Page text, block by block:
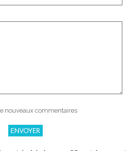
nouveaux commentaires